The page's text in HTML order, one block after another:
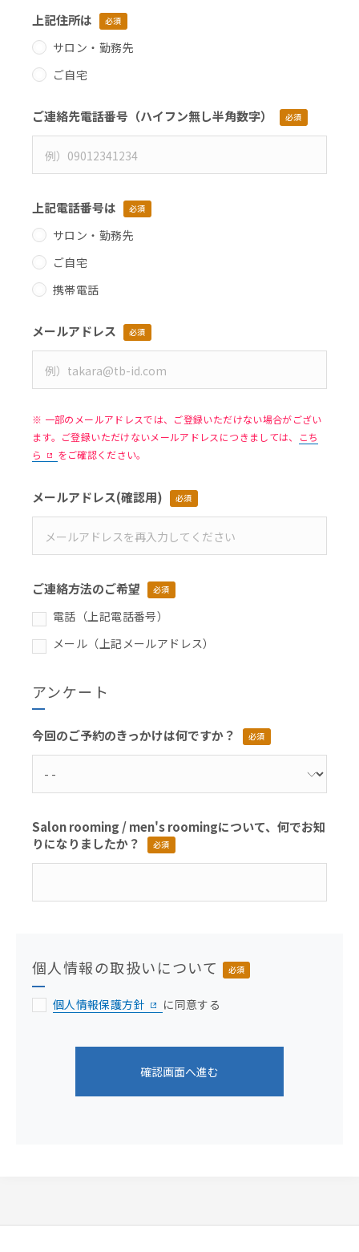
上記住所は 必須
サロン・勤務先
ご自宅
ご連絡先電話番号（ハイフン無し半角数字） 必須
上記電話番号は 必須
サロン・勤務先
ご自宅
携帯電話
メールアドレス 必須
※ 一部のメールアドレスでは、ご登録いただけない場合がござい
ます。ご登録いただけないメールアドレスにつきましては、
こち
ら
をご確認ください。
メールアドレス(確認用) 必須
ご連絡方法のご希望 必須
電話（上記電話番号）
メール（上記メールアドレス）
アンケート
今回のご予約のきっかけは何ですか？ 必須
Salon rooming / men's roomingについて、何でお知
りになりましたか？
必須
個人情報の取扱いについて 必須
個人情報保護方針 に同意する
確認画面へ進む